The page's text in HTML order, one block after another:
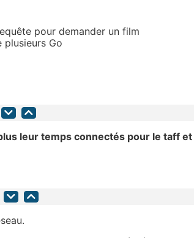
pour demander un film
Go
leur temps connectés pour le taff et